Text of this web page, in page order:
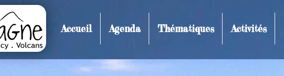
Accueil Agenda Thématiques Activités
Détails de l'événement et inscription